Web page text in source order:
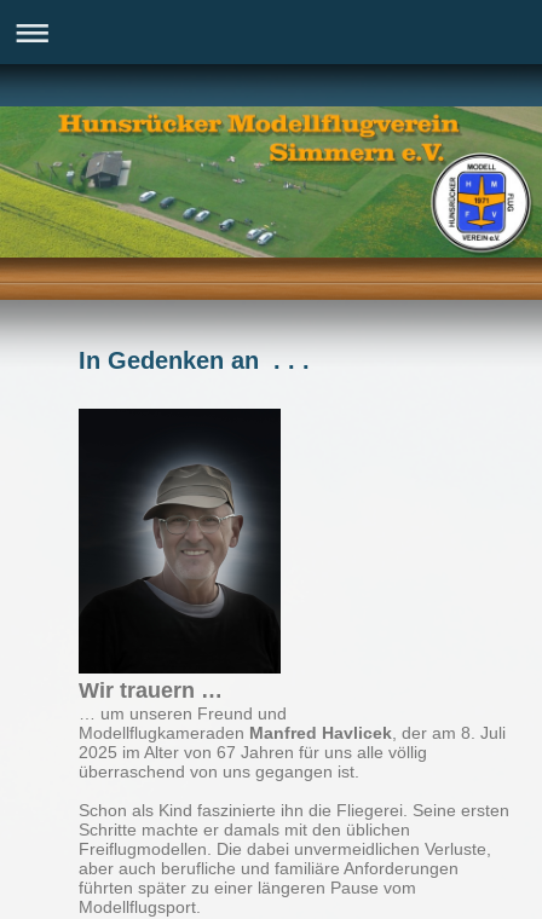
In Gedenken an . . .
Wir trauern …
… um unseren Freund und
Modellflugkameraden Manfred Havlicek , der am 8. Juli
2025 im Alter von 67 Jahren für uns alle völlig
überraschend von uns gegangen ist.
Schon als Kind faszinierte ihn die Fliegerei. Seine ersten
Schritte machte er damals mit den üblichen
Freiflugmodellen. Die dabei unvermeidlichen Verluste,
aber auch berufliche und familiäre Anforderungen
führten später zu einer längeren Pause vom
Modellflugsport.